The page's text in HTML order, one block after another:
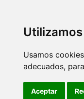
Usamos
adecuados,
Aceptar